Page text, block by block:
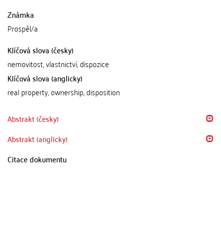
Známka
Prospěl/a
Klíčová slova (česky)
nemovitost, vlastnictví, dispozice
Klíčová slova (anglicky)
real property, ownership, disposition
Abstrakt (česky)
Abstrakt (anglicky)
Citace dokumentu